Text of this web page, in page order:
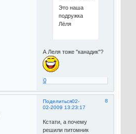
Это наша
подружка
Лёля
А Леля тоже "канадик"?
0
Поделиться 8
02-
02-2009 13:23:17
Кстати, а почему
решили питомник